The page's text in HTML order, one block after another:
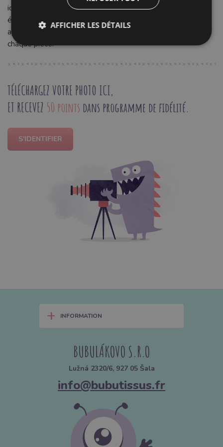
idéal pour donner vie à des accessoires de mode, des
éléments de décoration ou des œuvres d'art uniques,
apportant une explosion de couleur et de personnalité à
chaque pièce.
TÉLÉCHARGEZ VOTRE PHOTO ICI,
ET RECEVEZ 50 points dans programme de fidélité.
S'IDENTIFIER
+ INFORMATION
BUBULÁKOVO S.R.O
Lužná 2320/6, 927 05 Šala
info@bubutissus.fr
AFFICHER LES DÉTAILS